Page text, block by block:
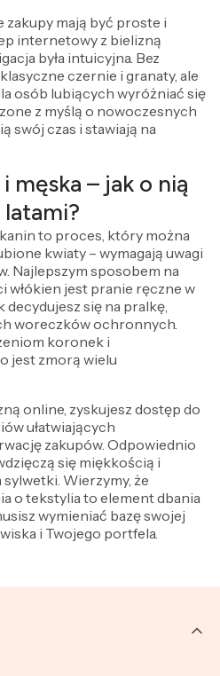
zakupy mają być proste i
internetowy z bielizną
była intuicyjna. Bez
czernie i granaty, ale
osób lubiących wyróżniać się
z myślą o nowoczesnych
swój czas i stawiają na
męska – jak o nią
latami?
to proces, który można
kwiaty – wymagają uwagi
Najlepszym sposobem na
włókien jest pranie ręczne w
decydujesz się na pralkę,
woreczków ochronnych.
koronek i
jest zmorą wielu
online, zyskujesz dostęp do
ułatwiających
zakupów. Odpowiednio
się miękkością i
Wierzymy, że
o tekstylia to element dbania
wymieniać bazę swojej
i Twojego portfela.